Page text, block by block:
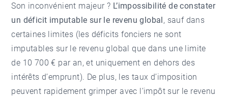
Son inconvénient majeur ? L’impossibilité de constater
un déficit imputable sur le revenu global, sauf dans
certaines limites (les déficits fonciers ne sont
imputables sur le revenu global que dans une limite
de 10 700 € par an, et uniquement en dehors des
intérêts d’emprunt). De plus, les taux d’imposition
peuvent rapidement grimper avec l’impôt sur le revenu